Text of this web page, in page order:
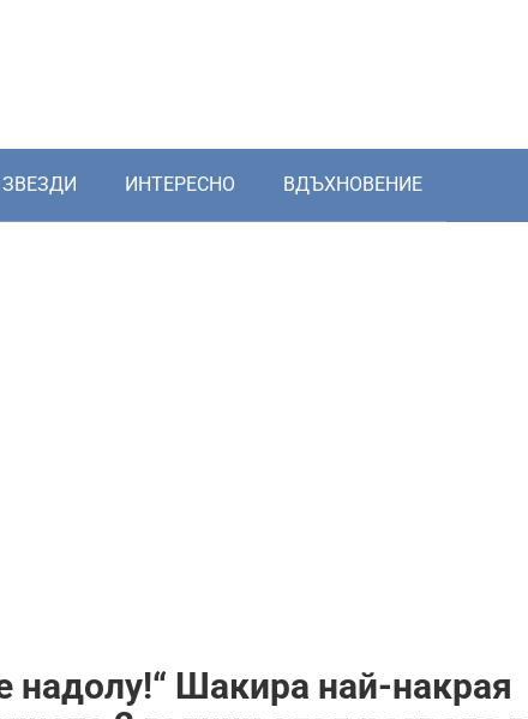
ЗВЕЗДИ ИНТЕРЕСНО ВДЪХНОВЕНИЕ
надолу!“ Шакира най-накрая